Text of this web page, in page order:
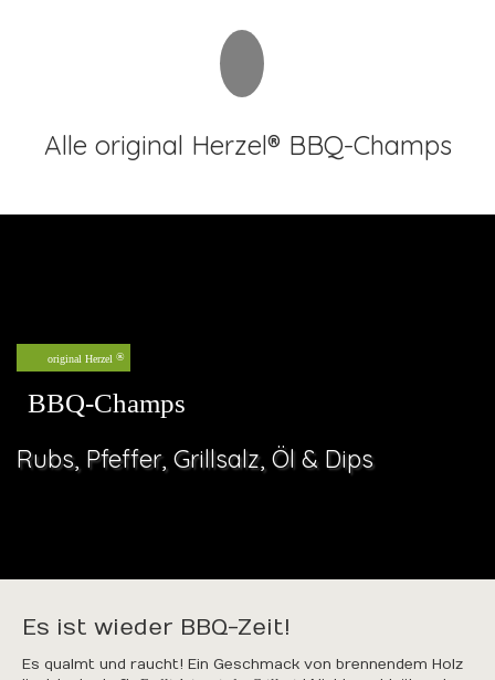
Alle original Herzel® BBQ-Champs
Es ist wieder BBQ-Zeit!
Es qualmt und raucht! Ein Geschmack von brennendem Holz
original Herzel
BBQ-Champs
Rubs, Pfeffer, Grillsalz, Öl & Dips